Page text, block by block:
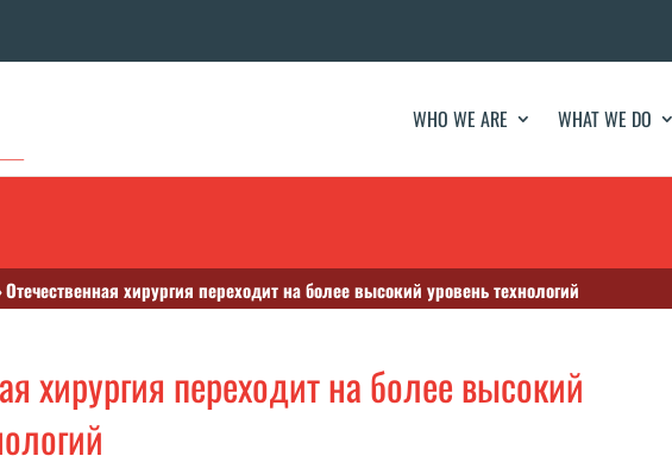
WHO WE ARE WHAT WE DO
Отечественная хирургия переходит на более высокий уровень технологий
хирургия переходит на более высокий